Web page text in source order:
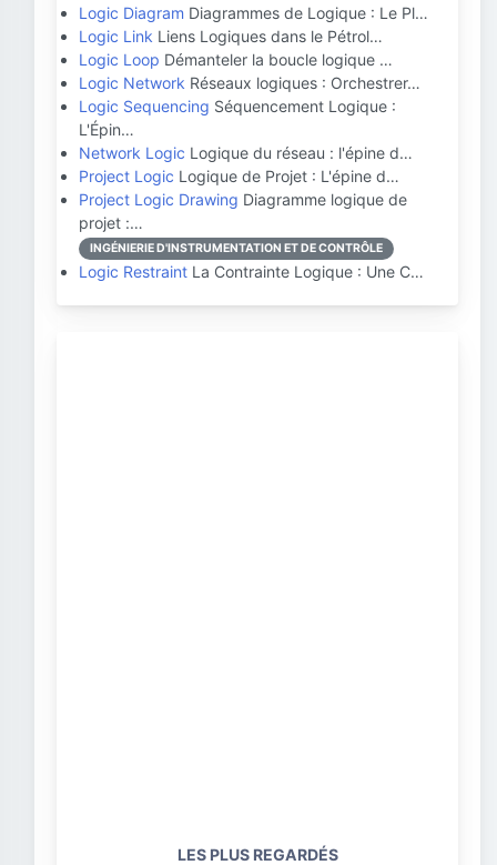
Logic Diagram Diagrammes de Logique : Le Pl…
Logic Link Liens Logiques dans le Pétrol…
Logic Loop Démanteler la boucle logique …
Logic Network Réseaux logiques : Orchestrer…
Logic Sequencing Séquencement Logique :
L'Épin…
Network Logic Logique du réseau : l'épine d…
Project Logic Logique de Projet : L'épine d…
Project Logic Drawing Diagramme logique de
projet :…
INGÉNIERIE D'INSTRUMENTATION ET DE CONTRÔLE
Logic Restraint La Contrainte Logique : Une C…
LES PLUS REGARDÉS